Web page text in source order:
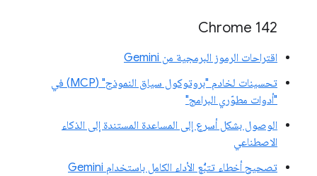
Chrome 142
اقتراحات الرموز البرمجية من Gemini
تحسينات لخادم "بروتوكول سياق النموذج" (MCP) في
"أدوات مطوّري البرامج"
الوصول بشكل أسرع إلى المساعدة المستندة إلى الذكاء
الاصطناعي
تصحيح أخطاء تتبُّع الأداء الكامل باستخدام Gemini